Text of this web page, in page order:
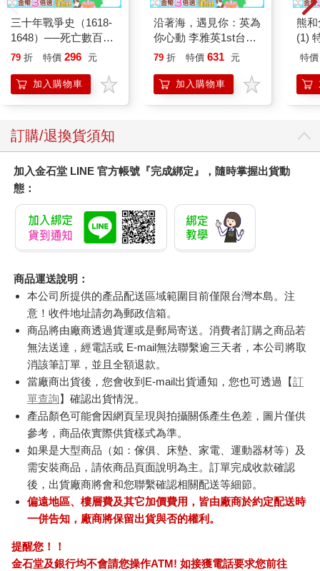
三十年戰爭史（1618-
1648）──死亡數百萬
人，歐洲最血腥的宗教
79 折 特價 296 元
加入購物車
沿著海，遇見你：英為
你心動 李雅英1st台灣
感性紙上電影系列
79 折 特價 631 元
加入購物車
熊
(1)
特價
訂購/退換貨須知
加入金石堂 LINE 官方帳號『完成綁定』，隨時掌握出貨動
態：
商品運送說明：
本公司所提供的產品配送區域範圍目前僅限台灣本島。注
意！收件地址請勿為郵政信箱。
商品將由廠商透過貨運或是郵局寄送。消費者訂購之商品若
無法送達，經電話或 E-mail無法聯繫逾三天者，本公司將取
消該筆訂單，並且全額退款。
當廠商出貨後，您會收到E-mail出貨通知，您也可透過【訂
單查詢】確認出貨情況。
產品顏色可能會因網頁呈現與拍攝關係產生色差，圖片僅供
參考，商品依實際供貨樣式為準。
如果是大型商品（如：傢俱、床墊、家電、運動器材等）及
需安裝商品，請依商品頁面說明為主。訂單完成收款確認
後，出貨廠商將會和您聯繫確認相關配送等細節。
偏遠地區、樓層費及其它加價費用，皆由廠商於約定配送時
一併告知，廠商將保留出貨與否的權利。
提醒您！！
金石堂及銀行均不會請您操作ATM! 如接獲電話要求您前往